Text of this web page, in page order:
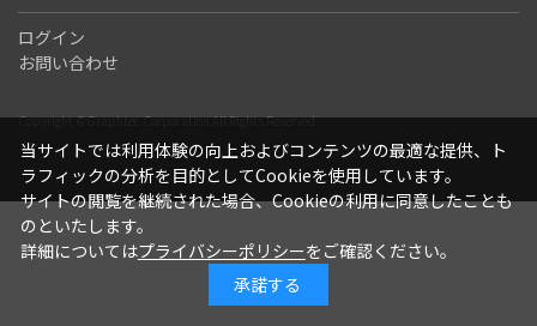
ログイン
お問い合わせ
Copyright ©Graphtec Corporation All Rights Reserved.
当サイトでは利用体験の向上およびコンテンツの最適な提供、ト
ラフィックの分析を目的としてCookieを使用しています。
サイトの閲覧を継続された場合、Cookieの利用に同意したことも
のといたします。
詳細についてはプライバシーポリシーをご確認ください。
承諾する